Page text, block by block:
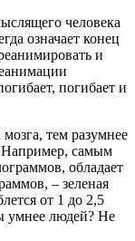
человека
означает конец
и
погибает и
тем разумнее
Например, самым
обладает
– зеленая
от 1 до 2,5
умнее людей? Не